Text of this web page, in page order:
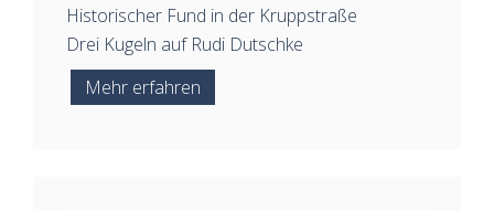
Historischer Fund in der Kruppstraße
Drei Kugeln auf Rudi Dutschke
Mehr erfahren